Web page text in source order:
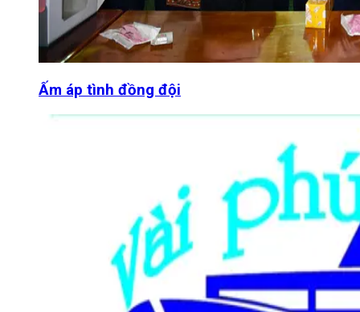
Ấm áp tình đồng đội